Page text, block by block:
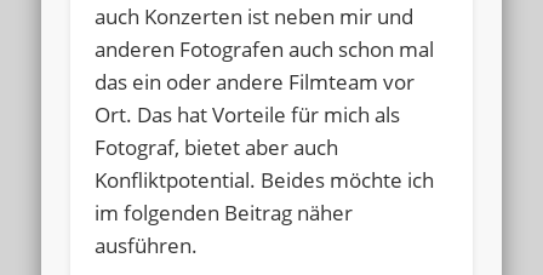
auch Konzerten ist neben mir und
anderen Fotografen auch schon mal
das ein oder andere Filmteam vor
Ort. Das hat Vorteile für mich als
Fotograf, bietet aber auch
Konfliktpotential. Beides möchte ich
im folgenden Beitrag näher
ausführen.